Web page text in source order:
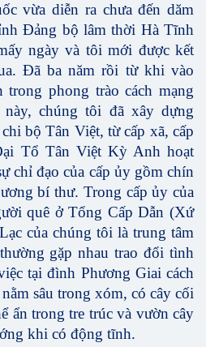
vừa diễn ra chưa đến dăm
Đảng bộ lâm thời Hà Tĩnh
ngày và tôi mới được kết
Đã ba năm rồi từ khi vào
phong trào cách mạng
chúng tôi đã xây dựng
bộ Tân Việt, từ cấp xã, cấp
Tổ Tân Việt Kỳ Anh hoạt
chỉ đạo của cấp ủy gồm chín
bí thư. Trong cấp ủy của
quê ở Tổng Cấp Dẫn (Xứ
của chúng tôi là trung tâm
gặp nhau trao đổi tình
tại đình Phương Giai cách
sâu trong xóm, có cây cối
ẩn trong tre trúc và vườn cây
khi có động tĩnh.